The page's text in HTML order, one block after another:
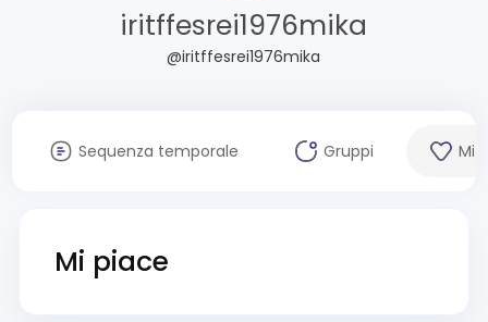
iritffesrei1976mika
@iritffesrei1976mika
Sequenza temporale Gruppi Mi
Mi piace